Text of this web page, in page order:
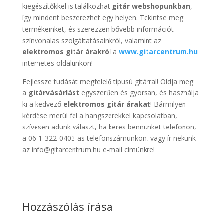
kiegészítőkkel is találkozhat gitár webshopunkban,
így mindent beszerezhet egy helyen. Tekintse meg
termékeinket, és szerezzen bővebb információt
színvonalas szolgáltatásainkról, valamint az
elektromos gitár árakról a www.gitarcentrum.hu
internetes oldalunkon!
Fejlessze tudását megfelelő típusú gitárral! Oldja meg
a gitárvásárlást egyszerűen és gyorsan, és használja
ki a kedvező elektromos gitár árakat! Bármilyen
kérdése merül fel a hangszerekkel kapcsolatban,
szívesen adunk választ, ha keres bennünket telefonon,
a 06-1-322-0403-as telefonszámunkon, vagy ír nekünk
az info@gitarcentrum.hu e-mail címünkre!
Hozzászólás írása